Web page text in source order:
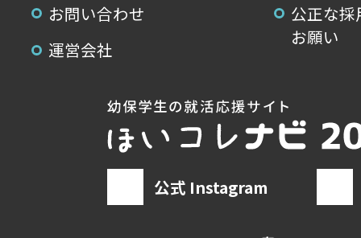
お問い合わせ
公正な
お願い
運営会社
公式 Instagram